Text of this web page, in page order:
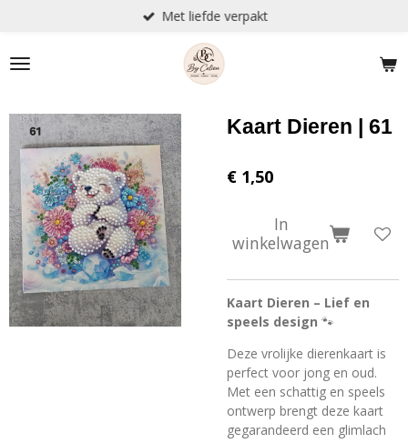
naar
de
Met liefde verpakt
Kaart Dieren | 61
€ 1,50
In
winkelwagen
Kaart Dieren – Lief en
speels design 🐾
Deze vrolijke dierenkaart is
perfect voor jong en oud.
Met een schattig en speels
ontwerp brengt deze kaart
gegarandeerd een glimlach